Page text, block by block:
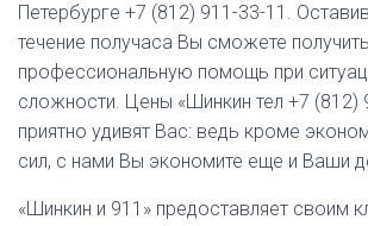
Петербурге +7 (812) 911-33-11.
течение получаса Вы сможете получить
профессиональную помощь при
сложности. Цены «Шинкин тел +7 (812)
приятно удивят Вас: ведь кроме
сил, с нами Вы экономите еще и Ваши
«Шинкин и 911» предоставляет своим